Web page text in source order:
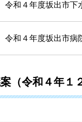
令和４年度坂出市下
令和４年度坂出市病
（令和４年１